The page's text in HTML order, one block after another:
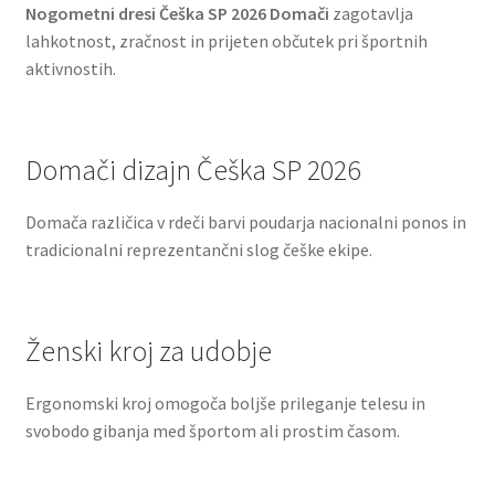
Nogometni dresi Češka SP 2026 Domači zagotavlja
lahkotnost, zračnost in prijeten občutek pri športnih
aktivnostih.
Domači dizajn Češka SP 2026
Domača različica v rdeči barvi poudarja nacionalni ponos in
tradicionalni reprezentančni slog češke ekipe.
Ženski kroj za udobje
Ergonomski kroj omogoča boljše prileganje telesu in
svobodo gibanja med športom ali prostim časom.